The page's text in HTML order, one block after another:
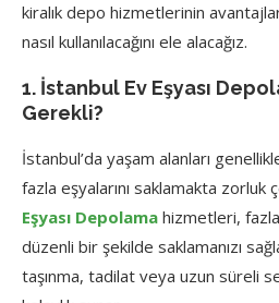
kiralık depo hizmetlerinin
nasıl kullanılacağını ele alacağız.
1. İstanbul Ev Eşyası
Gerekli?
İstanbul’da yaşam alanları
fazla eşyalarını saklamakta zorluk
Eşyası Depolama hizmetleri, fazla
düzenli bir şekilde saklamanızı
taşınma, tadilat veya uzun süreli